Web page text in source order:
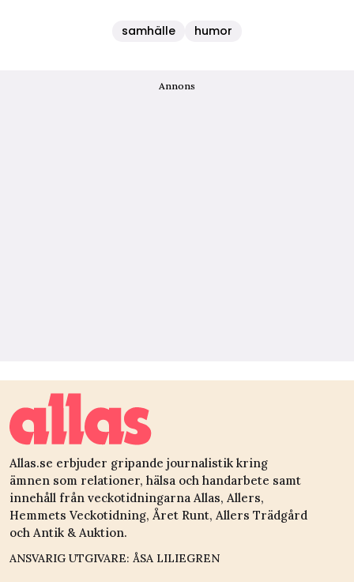
samhälle humor
Annons
Allas.se erbjuder gripande journalistik kring
ämnen som relationer, hälsa och handarbete samt
innehåll från veckotidningarna Allas, Allers,
Hemmets Veckotidning, Året Runt, Allers Trädgård
och Antik & Auktion.
ANSVARIG UTGIVARE: ÅSA LILIEGREN